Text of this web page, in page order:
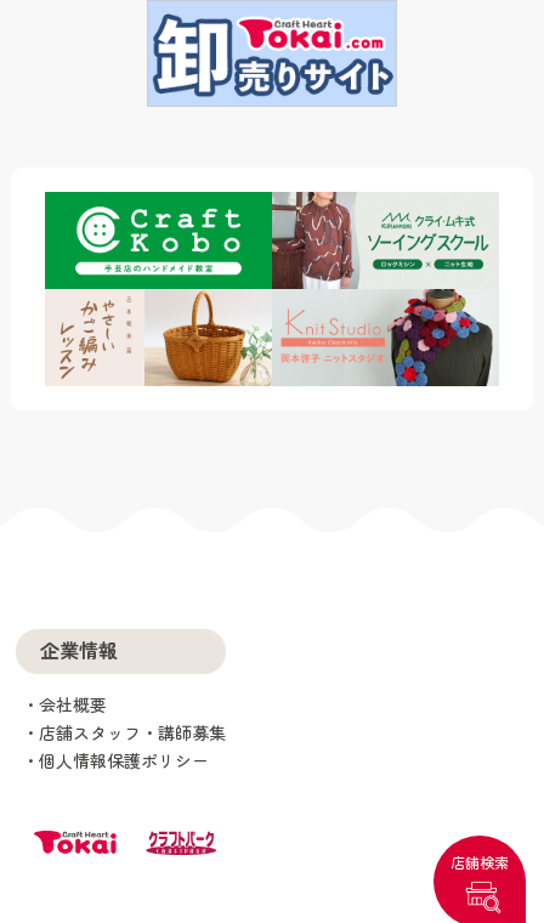
店舗検索
企業情報
会社概要
店舗スタッフ・講師募集
個人情報保護ポリシー